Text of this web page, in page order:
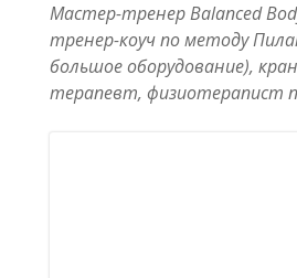
Мастер-тренер Balanced
тренер-коуч по методу
большое оборудование),
терапевт, физиотерапист